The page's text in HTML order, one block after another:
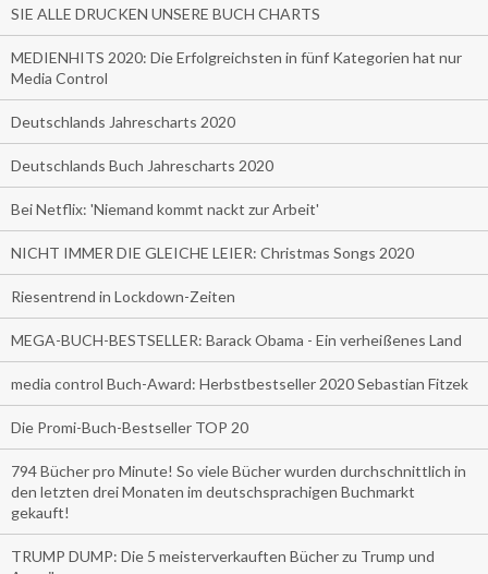
SIE ALLE DRUCKEN UNSERE BUCH CHARTS
MEDIENHITS 2020: Die Erfolgreichsten in fünf Kategorien hat nur
Media Control
Deutschlands Jahrescharts 2020
Deutschlands Buch Jahrescharts 2020
Bei Netflix: 'Niemand kommt nackt zur Arbeit'
NICHT IMMER DIE GLEICHE LEIER: Christmas Songs 2020
Riesentrend in Lockdown-Zeiten
MEGA-BUCH-BESTSELLER: Barack Obama - Ein verheißenes Land
media control Buch-Award: Herbstbestseller 2020 Sebastian Fitzek
Die Promi-Buch-Bestseller TOP 20
794 Bücher pro Minute! So viele Bücher wurden durchschnittlich in
den letzten drei Monaten im deutschsprachigen Buchmarkt
gekauft!
TRUMP DUMP: Die 5 meisterverkauften Bücher zu Trump und